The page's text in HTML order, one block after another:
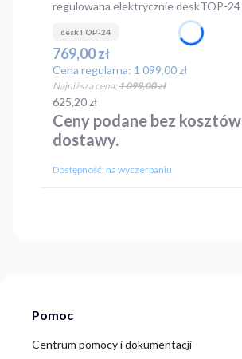
deskTOP-24
regulowana elektrycznie deskTOP-24
Cena promocyjna
769,00 zł
Cena regularna: 1 099,00 zł
Najniższa cena:1 099,00 zł
Cena
625,20 zł
Ceny podane bez kosztów
dostawy.
Dostępność: na wyczerpaniu
Linki w stopce
Pomoc
Centrum pomocy i dokumentacji